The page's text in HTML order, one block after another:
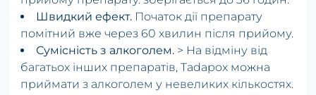
Швидкий ефект. Початок дії препарату
помітний вже через 60 хвилин після прийому.
Сумісність з алкоголем. > На відміну від
багатьох інших препаратів, Tadapox можна
приймати з алкоголем у невеликих кількостях.